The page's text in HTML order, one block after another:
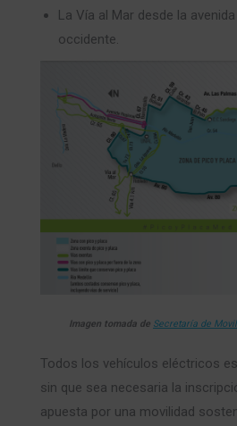
La Vía al Mar desde la
occidente.
Imagen tomada de Secretaría de
Todos los vehículos eléctricos
sin que sea necesaria la
apuesta por una movilidad